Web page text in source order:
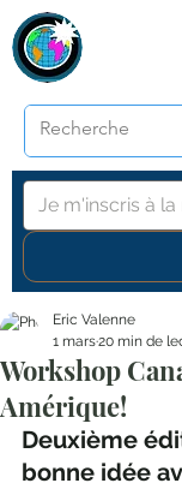
Workshop
Amérique!
Eric Valenne
1 mars20 min de
Deuxième
bonne idée